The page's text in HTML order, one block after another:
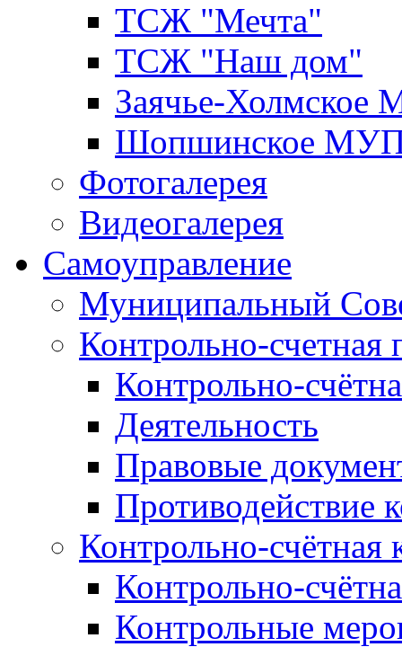
ТСЖ "Мечта"
ТСЖ "Наш дом"
Заячье-
Шопшинское
Фотогалерея
Видеогалерея
Самоуправление
Муниципальный
Контрольно-счетная
Контрольно-
Деятельность
Правовые
Противодействие
Контрольно-счётная
Контрольно-
Контрольные